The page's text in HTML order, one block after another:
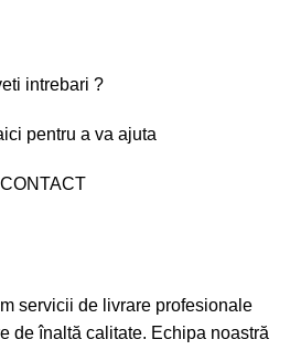
intrebari ?
pentru a va ajuta
CONTACT
servicii de livrare profesionale
de înaltă calitate. Echipa noastră